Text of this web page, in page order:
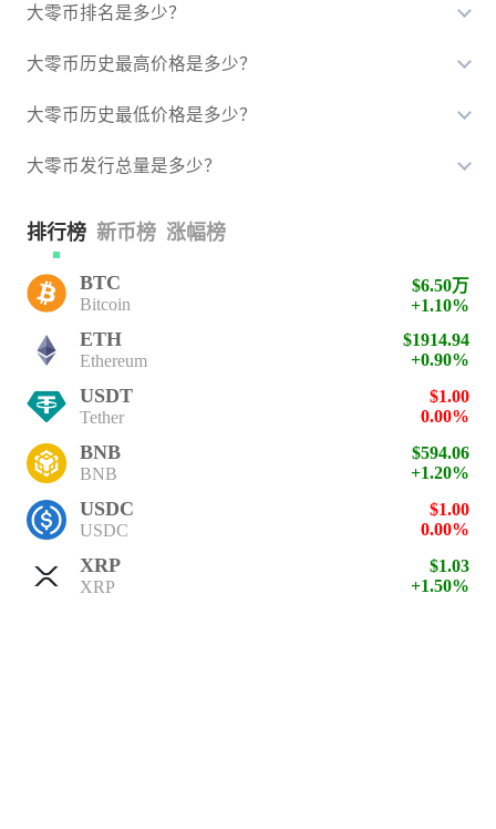
大零币排名是多少？
大零币历史最高价格是多少？
大零币历史最低价格是多少？
大零币发行总量是多少？
排行榜 新币榜 涨幅榜
BTC
Bitcoin
$6.50万
+1.10%
ETH
Ethereum
$1914.94
+0.90%
USDT
Tether
$1.00
0.00%
BNB
BNB
$594.06
+1.20%
USDC
USDC
$1.00
0.00%
XRP
XRP
$1.03
+1.50%